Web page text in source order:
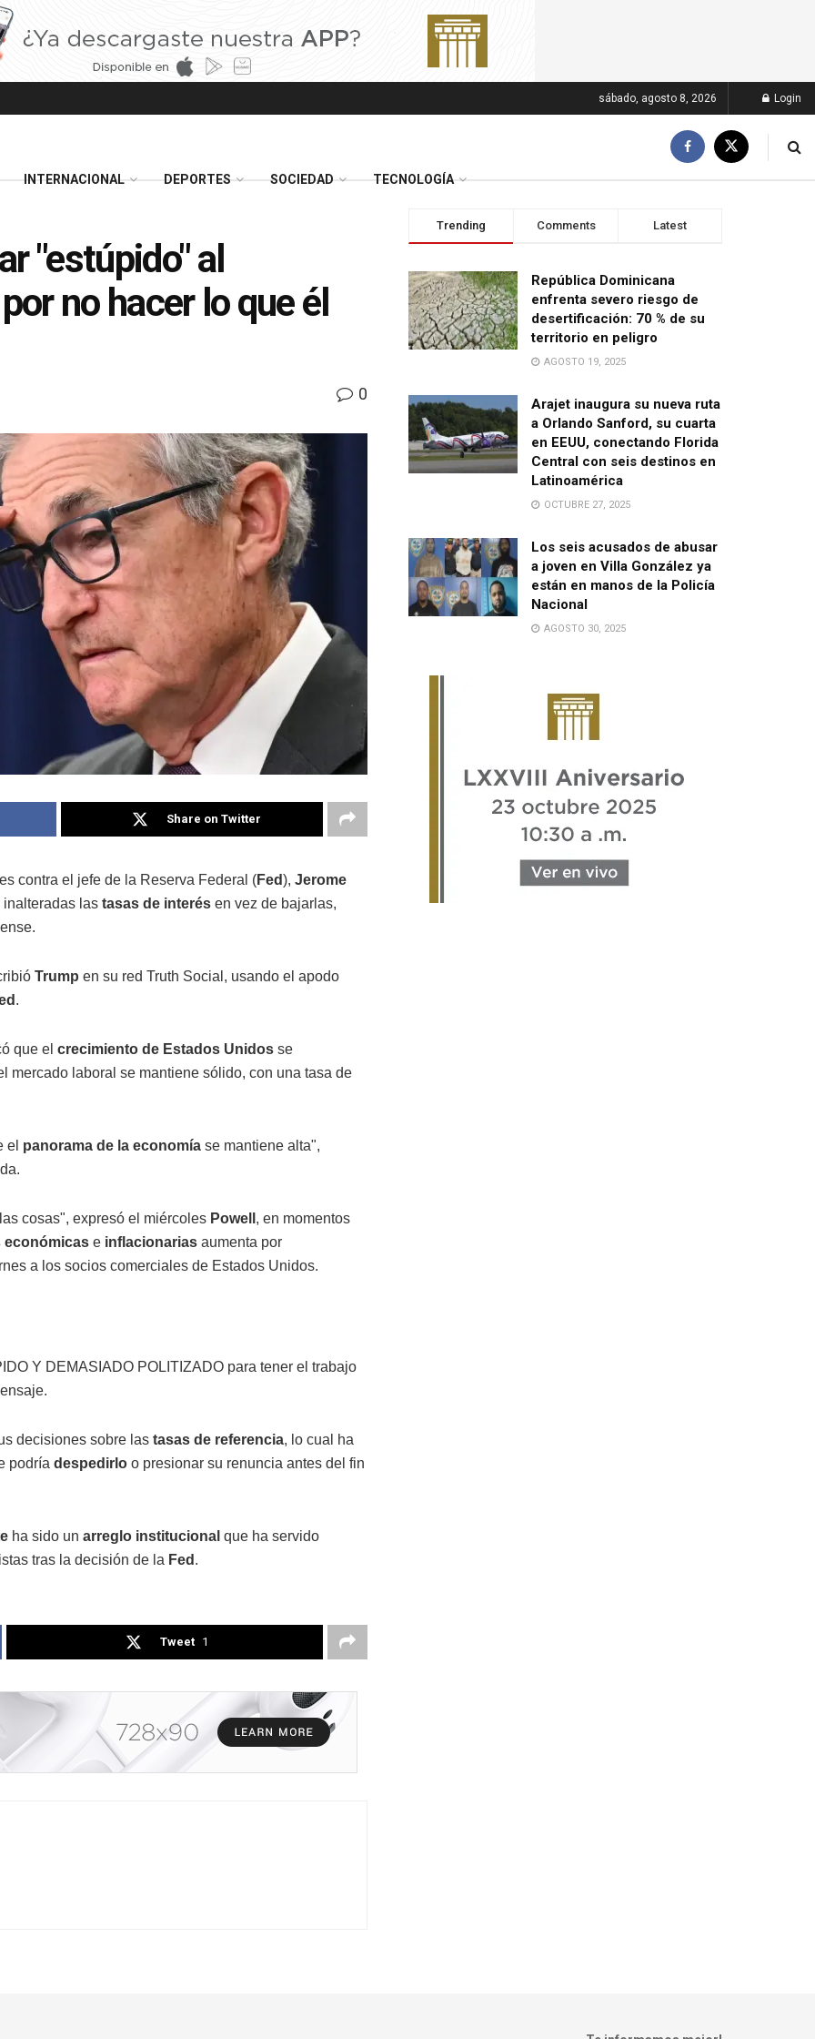
sábado, agosto 8, 2026 Login
INTERNACIONAL DEPORTES SOCIEDAD TECNOLOGÍA
"estúpido" al
no hacer lo que él
0
Share on Twitter
contra el jefe de la Reserva Federal (Fed), Jerome
inalteradas las tasas de interés en vez de bajarlas,
Trump en su red Truth Social, usando el apodo
.
que el crecimiento de Estados Unidos se
mercado laboral se mantiene sólido, con una tasa de
el panorama de la economía se mantiene alta",
cosas", expresó el miércoles Powell , en momentos
económicas e inflacionarias aumenta por
a los socios comerciales de Estados Unidos.
Y DEMASIADO POLITIZADO para tener el trabajo
decisiones sobre las tasas de referencia, lo cual ha
podría despedirlo o presionar su renuncia antes del fin
ha sido un arreglo institucional que ha servido
tras la decisión de la Fed .
Tweet 1
Trending Comments Latest
República Dominicana
enfrenta severo riesgo de
desertificación: 70 % de su
territorio en peligro
AGOSTO 19, 2025
Arajet inaugura su nueva ruta
a Orlando Sanford, su cuarta
en EEUU, conectando Florida
Central con seis destinos en
Latinoamérica
OCTUBRE 27, 2025
Los seis acusados de abusar
a joven en Villa González ya
están en manos de la Policía
Nacional
AGOSTO 30, 2025